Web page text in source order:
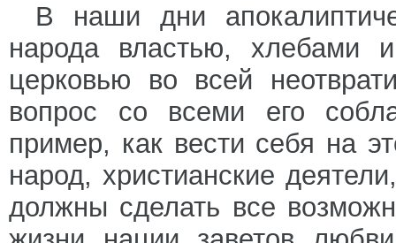
В наши дни
народа властью, хлебами
церковью во всей
вопрос со всеми его
пример, как вести себя на
народ, христианские
должны сделать все